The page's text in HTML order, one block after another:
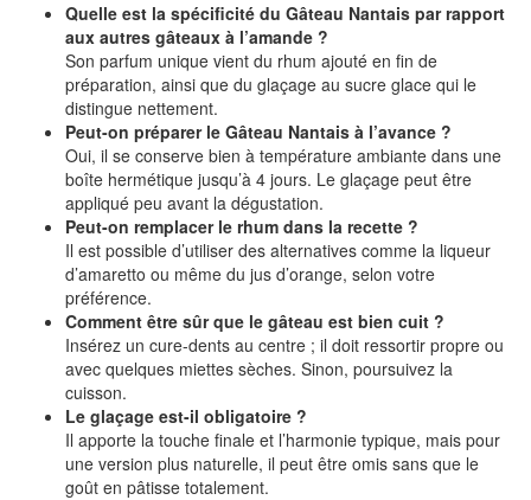
Quelle est la spécificité du Gâteau Nantais par rapport
aux autres gâteaux à l’amande ?
Son parfum unique vient du rhum ajouté en fin de
préparation, ainsi que du glaçage au sucre glace qui le
distingue nettement.
Peut-on préparer le Gâteau Nantais à l’avance ?
Oui, il se conserve bien à température ambiante dans une
boîte hermétique jusqu’à 4 jours. Le glaçage peut être
appliqué peu avant la dégustation.
Peut-on remplacer le rhum dans la recette ?
Il est possible d’utiliser des alternatives comme la liqueur
d’amaretto ou même du jus d’orange, selon votre
préférence.
Comment être sûr que le gâteau est bien cuit ?
Insérez un cure-dents au centre ; il doit ressortir propre ou
avec quelques miettes sèches. Sinon, poursuivez la
cuisson.
Le glaçage est-il obligatoire ?
Il apporte la touche finale et l’harmonie typique, mais pour
une version plus naturelle, il peut être omis sans que le
goût en pâtisse totalement.